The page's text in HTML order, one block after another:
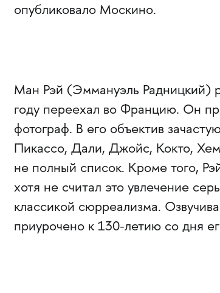
опубликовало Москино.
Ман Рэй (Эммануэль Радницкий)
году переехал во Францию. Он
фотограф. В его объектив
Пикассо, Дали, Джойс, Кокто,
не полный список. Кроме того,
хотя не считал это увлечение
классикой сюрреализма.
приурочено к 130-летию со дня